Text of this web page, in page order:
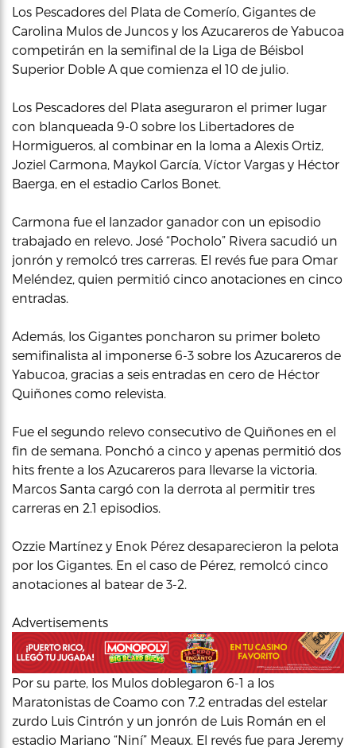
Los Pescadores del Plata de Comerío, Gigantes de
Carolina Mulos de Juncos y los Azucareros de Yabucoa
competirán en la semifinal de la Liga de Béisbol
Superior Doble A que comienza el 10 de julio.
Los Pescadores del Plata aseguraron el primer lugar
con blanqueada 9-0 sobre los Libertadores de
Hormigueros, al combinar en la loma a Alexis Ortiz,
Joziel Carmona, Maykol García, Víctor Vargas y Héctor
Baerga, en el estadio Carlos Bonet.
Carmona fue el lanzador ganador con un episodio
trabajado en relevo. José “Pocholo” Rivera sacudió un
jonrón y remolcó tres carreras. El revés fue para Omar
Meléndez, quien permitió cinco anotaciones en cinco
entradas.
Además, los Gigantes poncharon su primer boleto
semifinalista al imponerse 6-3 sobre los Azucareros de
Yabucoa, gracias a seis entradas en cero de Héctor
Quiñones como relevista.
Fue el segundo relevo consecutivo de Quiñones en el
fin de semana. Ponchó a cinco y apenas permitió dos
hits frente a los Azucareros para llevarse la victoria.
Marcos Santa cargó con la derrota al permitir tres
carreras en 2.1 episodios.
Ozzie Martínez y Enok Pérez desaparecieron la pelota
por los Gigantes. En el caso de Pérez, remolcó cinco
anotaciones al batear de 3-2.
Advertisements
Por su parte, los Mulos doblegaron 6-1 a los
Maratonistas de Coamo con 7.2 entradas del estelar
zurdo Luis Cintrón y un jonrón de Luis Román en el
estadio Mariano “Niní” Meaux. El revés fue para Jeremy